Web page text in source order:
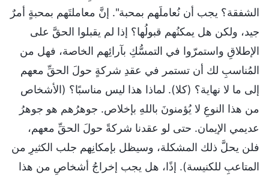
الشفقة؟ يجب أن نُعاملَهم بمحبة". إنَّ معاملتَهم بمحبةٍ أمرٌ
جيد، ولكن هل يمكنُهم قبولُها؟ إذا لم يقبلوا الحقَّ على
الإطلاقِ واستمرّوا في التمسُّكِ بآرائِهم الخاصة، فهل من
المُناسبِ لك أن تستمر في عقدِ شركةٍ حولَ الحقِّ معهم
إلى ما لا نهاية؟ (كلا). لماذا هذا ليس مناسبًا؟ (الأشخاص
من هذا النوعِ لا يُؤمنونَ باللهِ بإخلاص. جوهرُهم هو جوهرُ
عديمي الإيمان. حتى لو عقدنا شركةً حولَ الحقِّ معهم،
فلن يحلَّ ذلك المشكلة، وسيظل بإمكانِهم جلب الكثيرِ من
المتاعبِ للكنيسة). إذًا، هل يجب إخراجُ أشخاصِ من هذا